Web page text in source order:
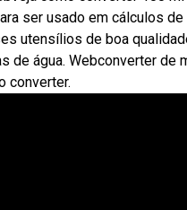
ser usado em cálculos
utensílios de boa
de água. Webconverter
converter.